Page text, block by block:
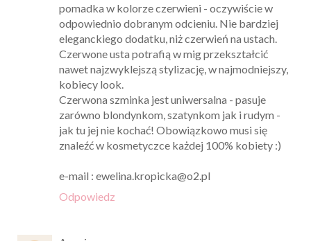
pomadka w kolorze czerwieni - oczywiście w
odpowiednio dobranym odcieniu. Nie bardziej
eleganckiego dodatku, niż czerwień na ustach.
Czerwone usta potrafią w mig przekształcić
nawet najzwyklejszą stylizację, w najmodniejszy,
kobiecy look.
Czerwona szminka jest uniwersalna - pasuje
zarówno blondynkom, szatynkom jak i rudym -
jak tu jej nie kochać! Obowiązkowo musi się
znaleźć w kosmetyczce każdej 100% kobiety :)
e-mail : ewelina.kropicka@o2.pl
Odpowiedz